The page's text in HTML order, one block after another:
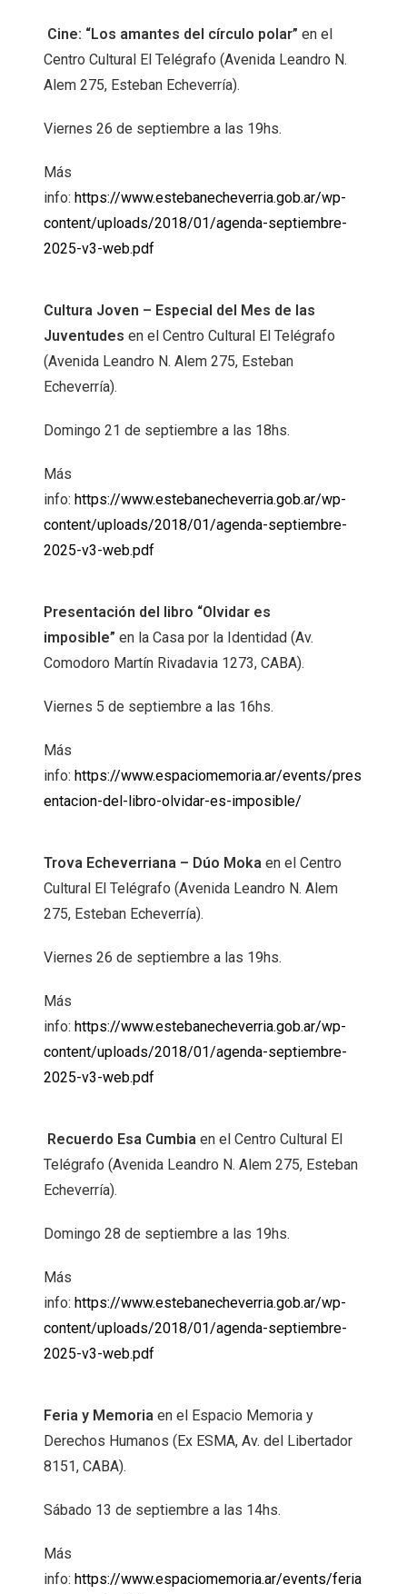
Cine: “Los amantes del círculo polar” en el
Centro Cultural El Telégrafo (Avenida Leandro N.
Alem 275, Esteban Echeverría).
Viernes 26 de septiembre a las 19hs.
Más
info: https://www.estebanecheverria.gob.ar/wp-
content/uploads/2018/01/agenda-septiembre-
2025-v3-web.pdf
Cultura Joven – Especial del Mes de las
Juventudes en el Centro Cultural El Telégrafo
(Avenida Leandro N. Alem 275, Esteban
Echeverría).
Domingo 21 de septiembre a las 18hs.
Más
info: https://www.estebanecheverria.gob.ar/wp-
content/uploads/2018/01/agenda-septiembre-
2025-v3-web.pdf
Presentación del libro “Olvidar es
imposible” en la Casa por la Identidad (Av.
Comodoro Martín Rivadavia 1273, CABA).
Viernes 5 de septiembre a las 16hs.
Más
info: https://www.espaciomemoria.ar/events/pres
entacion-del-libro-olvidar-es-imposible/
Trova Echeverriana – Dúo Moka en el Centro
Cultural El Telégrafo (Avenida Leandro N. Alem
275, Esteban Echeverría).
Viernes 26 de septiembre a las 19hs.
Más
info: https://www.estebanecheverria.gob.ar/wp-
content/uploads/2018/01/agenda-septiembre-
2025-v3-web.pdf
Recuerdo Esa Cumbia en el Centro Cultural El
Telégrafo (Avenida Leandro N. Alem 275, Esteban
Echeverría).
Domingo 28 de septiembre a las 19hs.
Más
info: https://www.estebanecheverria.gob.ar/wp-
content/uploads/2018/01/agenda-septiembre-
2025-v3-web.pdf
Feria y Memoria en el Espacio Memoria y
Derechos Humanos (Ex ESMA, Av. del Libertador
8151, CABA).
Sábado 13 de septiembre a las 14hs.
Más
info: https://www.espaciomemoria.ar/events/feria